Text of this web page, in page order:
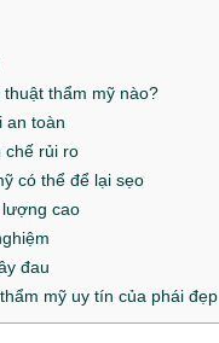
thẩm mỹ nào?
an toàn
chế rủi ro
có thể để lại sẹo
cao
đau
mỹ uy tín của phái đẹp